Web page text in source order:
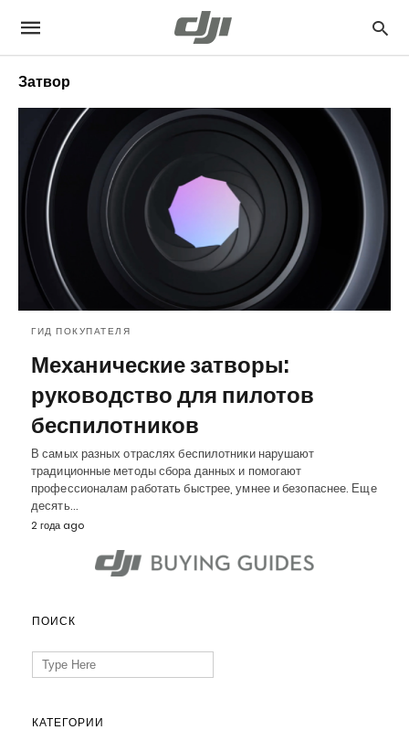
Затвор
ГИД ПОКУПАТЕЛЯ
Механические затворы:
руководство для пилотов
беспилотников
В самых разных отраслях беспилотники нарушают
традиционные методы сбора данных и помогают
профессионалам работать быстрее, умнее и безопаснее. Еще
десять…
2 года ago
ПОИСК
Search
for:
КАТЕГОРИИ